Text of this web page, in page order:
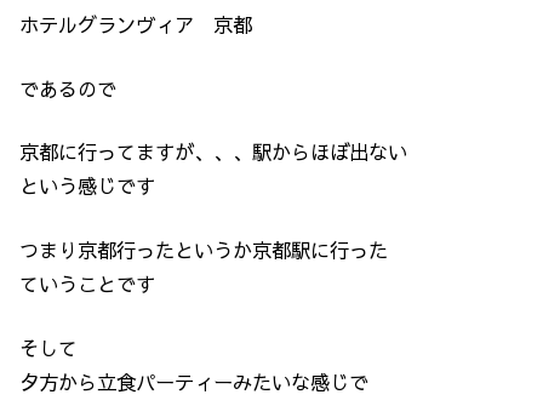
ホテルグランヴィア 京都
であるので
京都に行ってますが、、、駅からほぼ出ない
という感じです
つまり京都行ったというか京都駅に行った
ていうことです
そして
夕方から立食パーティーみたいな感じで